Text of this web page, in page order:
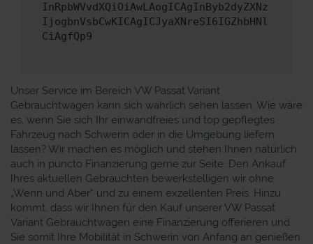
InRpbWVvdXQiOiAwLAogICAgInByb2dyZXNz
IjogbnVsbCwKICAgICJyaXNreSI6IGZhbHNl
CiAgfQp9
Unser Service im Bereich VW Passat Variant
Gebrauchtwagen kann sich wahrlich sehen lassen. Wie wäre
es, wenn Sie sich Ihr einwandfreies und top gepflegtes
Fahrzeug nach Schwerin oder in die Umgebung liefern
lassen? Wir machen es möglich und stehen Ihnen natürlich
auch in puncto Finanzierung gerne zur Seite. Den Ankauf
Ihres aktuellen Gebrauchten bewerkstelligen wir ohne
„Wenn und Aber“ und zu einem exzellenten Preis. Hinzu
kommt, dass wir Ihnen für den Kauf unserer VW Passat
Variant Gebrauchtwagen eine Finanzierung offerieren und
Sie somit Ihre Mobilität in Schwerin von Anfang an genießen